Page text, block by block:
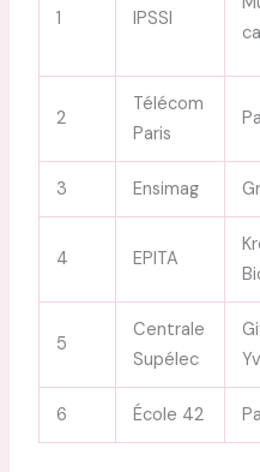
1 IPSSI
2
Télécom
Paris
3 Ensimag
4 EPITA
5
Centrale
Supélec
6 École 42